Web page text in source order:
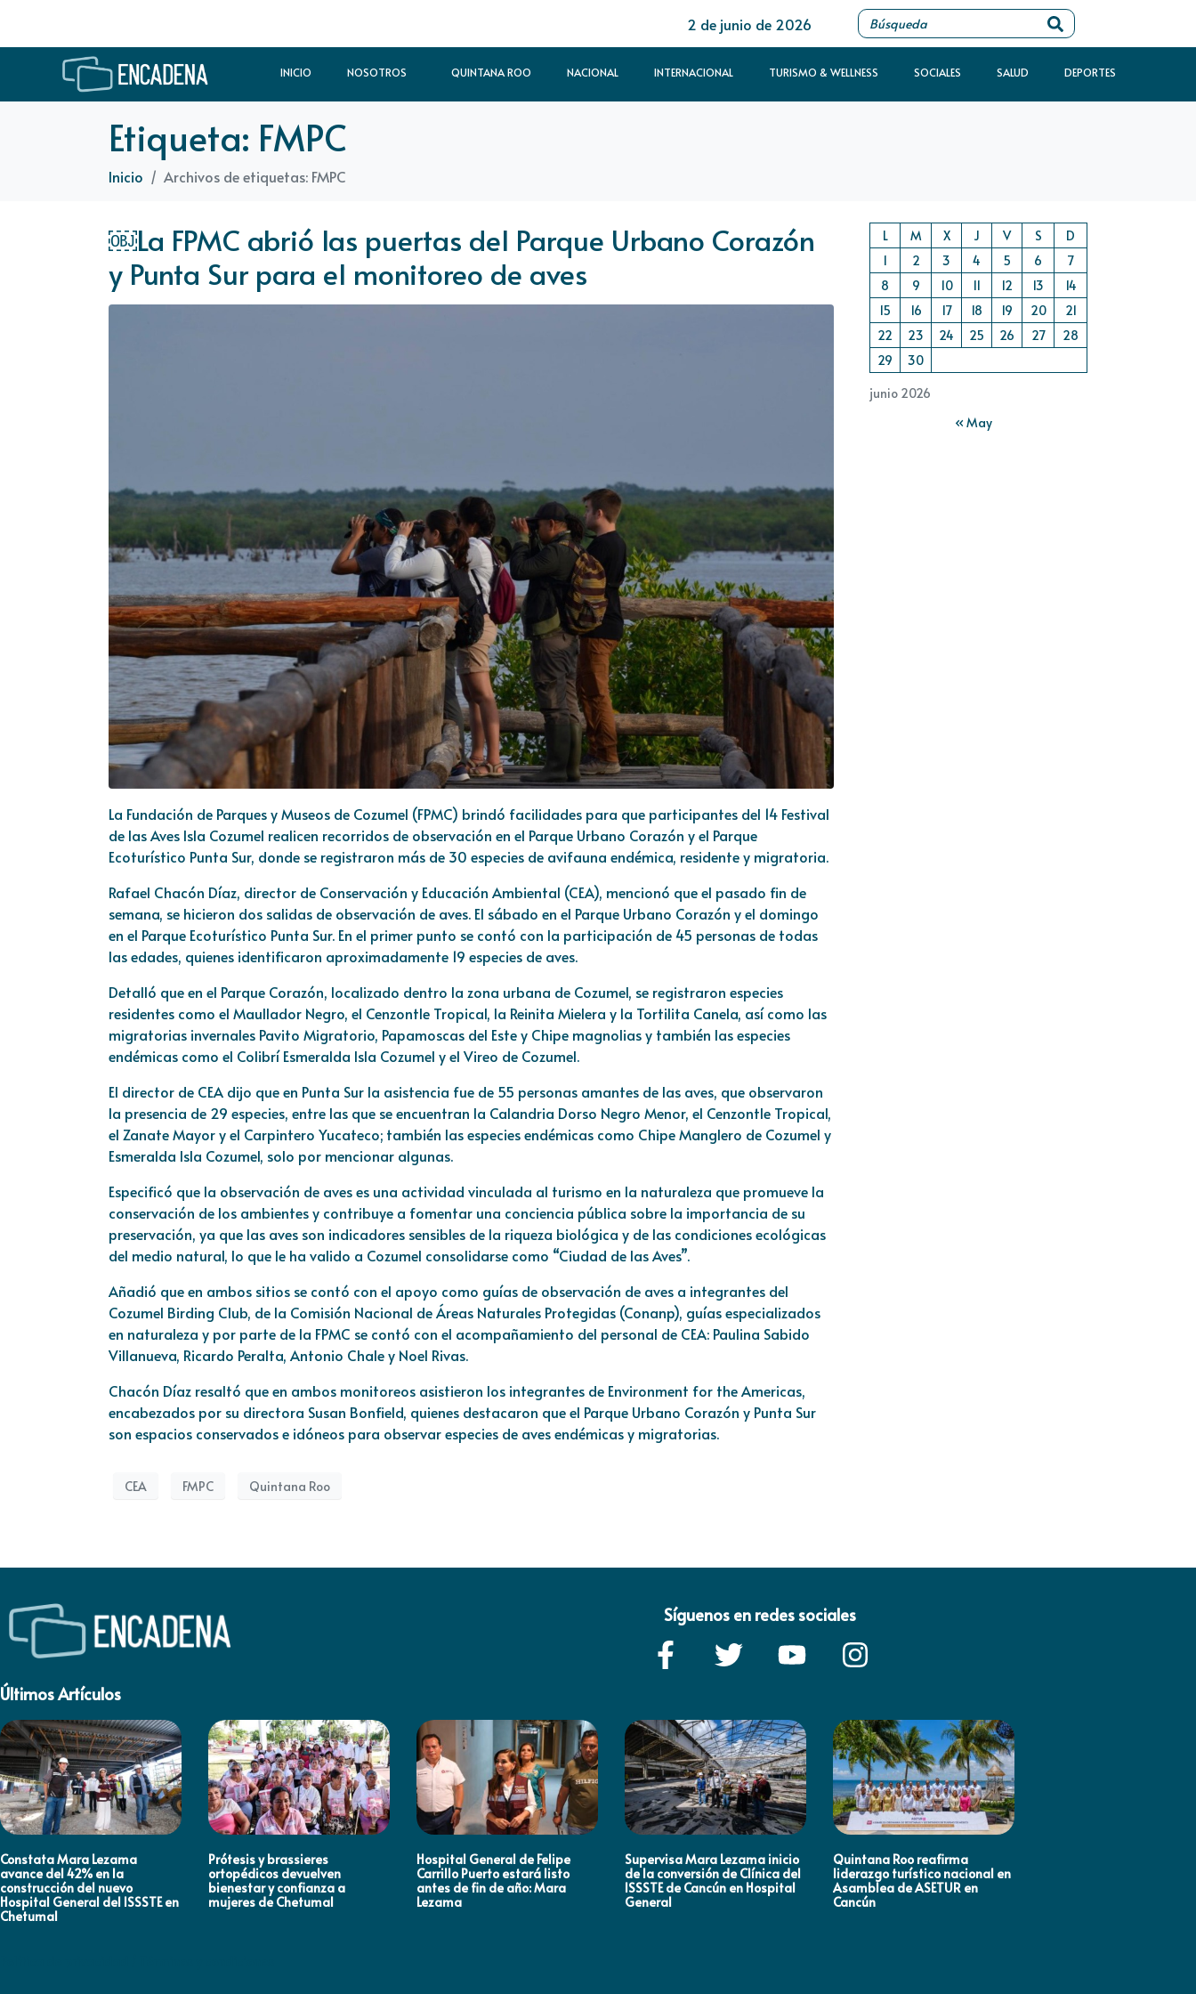
2 de junio de 2026
INICIO NOSOTROS QUINTANA ROO NACIONAL INTERNACIONAL TURISMO & WELLNESS SOCIALES SALUD DEPORTES
Etiqueta: FMPC
Inicio Archivos de etiquetas: FMPC
￼La FPMC abrió las puertas del Parque Urbano Corazón
y Punta Sur para el monitoreo de aves
La Fundación de Parques y Museos de Cozumel (FPMC) brindó facilidades para que participantes del 14 Festival
de las Aves Isla Cozumel realicen recorridos de observación en el Parque Urbano Corazón y el Parque
Ecoturístico Punta Sur, donde se registraron más de 30 especies de avifauna endémica, residente y migratoria.
Rafael Chacón Díaz, director de Conservación y Educación Ambiental (CEA), mencionó que el pasado fin de
semana, se hicieron dos salidas de observación de aves. El sábado en el Parque Urbano Corazón y el domingo
en el Parque Ecoturístico Punta Sur. En el primer punto se contó con la participación de 45 personas de todas
las edades, quienes identificaron aproximadamente 19 especies de aves.
Detalló que en el Parque Corazón, localizado dentro la zona urbana de Cozumel, se registraron especies
residentes como el Maullador Negro, el Cenzontle Tropical, la Reinita Mielera y la Tortilita Canela, así como las
migratorias invernales Pavito Migratorio, Papamoscas del Este y Chipe magnolias y también las especies
endémicas como el Colibrí Esmeralda Isla Cozumel y el Vireo de Cozumel.
El director de CEA dijo que en Punta Sur la asistencia fue de 55 personas amantes de las aves, que observaron
la presencia de 29 especies, entre las que se encuentran la Calandria Dorso Negro Menor, el Cenzontle Tropical,
el Zanate Mayor y el Carpintero Yucateco; también las especies endémicas como Chipe Manglero de Cozumel y
Esmeralda Isla Cozumel, solo por mencionar algunas.
Especificó que la observación de aves es una actividad vinculada al turismo en la naturaleza que promueve la
conservación de los ambientes y contribuye a fomentar una conciencia pública sobre la importancia de su
preservación, ya que las aves son indicadores sensibles de la riqueza biológica y de las condiciones ecológicas
del medio natural, lo que le ha valido a Cozumel consolidarse como “Ciudad de las Aves”.
Añadió que en ambos sitios se contó con el apoyo como guías de observación de aves a integrantes del
Cozumel Birding Club, de la Comisión Nacional de Áreas Naturales Protegidas (Conanp), guías especializados
en naturaleza y por parte de la FPMC se contó con el acompañamiento del personal de CEA: Paulina Sabido
Villanueva, Ricardo Peralta, Antonio Chale y Noel Rivas.
Chacón Díaz resaltó que en ambos monitoreos asistieron los integrantes de Environment for the Americas,
encabezados por su directora Susan Bonfield, quienes destacaron que el Parque Urbano Corazón y Punta Sur
son espacios conservados e idóneos para observar especies de aves endémicas y migratorias.
CEA FMPC Quintana Roo
junio 2026
L M X J V S
D
1
2 3 4 5 6
7
8
9 10 11 12 13
14
15
16 17 18 19 20
21
22
23 24 25 26 27
28
29
30
« May
Síguenos en redes sociales
Últimos Artículos
Constata Mara Lezama
avance del 42% en la
construcción del nuevo
Hospital General del ISSSTE en
Chetumal
Prótesis y brassieres
ortopédicos devuelven
bienestar y confianza a
mujeres de Chetumal
Hospital General de Felipe
Carrillo Puerto estará listo
antes de fin de año: Mara
Lezama
Supervisa Mara Lezama inicio
de la conversión de Clínica del
ISSSTE de Cancún en Hospital
General
Quintana Roo reafirma
liderazgo turístico nacional en
Asamblea de ASETUR en
Cancún